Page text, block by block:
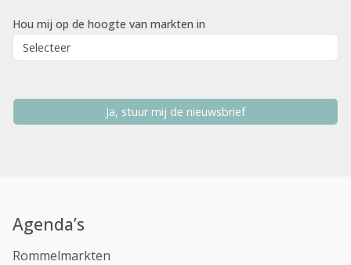
Hou mij op de hoogte van markten in
Ja, stuur mij de nieuwsbrief
Agenda’s
Rommelmarkten